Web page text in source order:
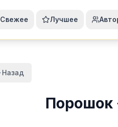
Свежее Лучшее
Назад
Порошок